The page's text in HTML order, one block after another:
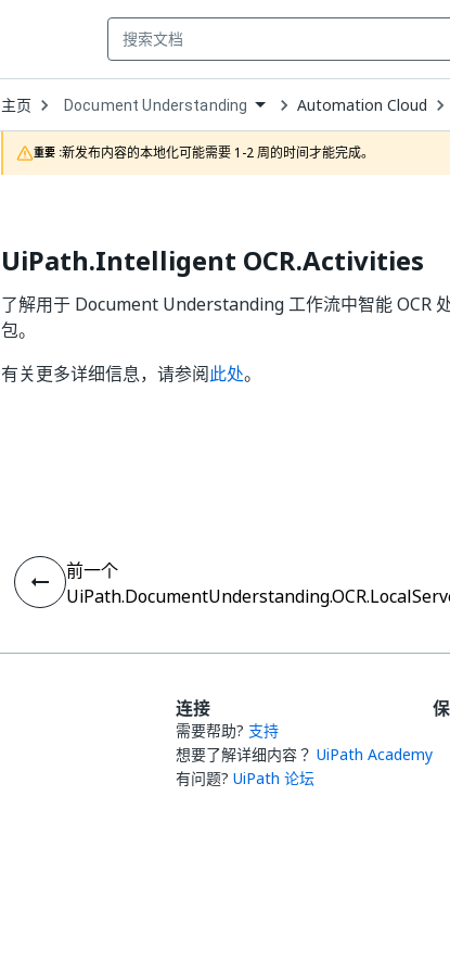
主页 Open
Dropdown
to
choose
product
Document Understanding Automation Cloud
重要 :新发布内容的本地化可能需要 1-2 周的时间才能完成。
UiPath.Intelligent OCR.Activities
了解用于 Document Understanding 工作流中智能 OCR
包。
有关更多详细信息，请参阅此处。
前一个
连接
需要帮助? 支持
想要了解详细内容？ UiPath Academy
有问题? UiPath 论坛